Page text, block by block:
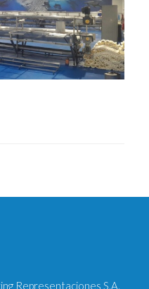
Representaciones S.A.